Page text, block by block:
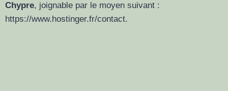
Chypre, joignable par le moyen suivant :
https://www.hostinger.fr/contact.